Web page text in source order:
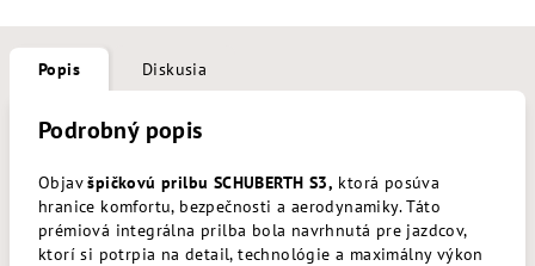
Popis Diskusia
Podrobný popis
Objavšpičkovú prilbu SCHUBERTH S3, ktorá posúva
hranice komfortu, bezpečnosti a aerodynamiky. Táto
prémiová integrálna prilba bola navrhnutá pre jazdcov,
ktorí si potrpia na detail, technológie a maximálny výkon